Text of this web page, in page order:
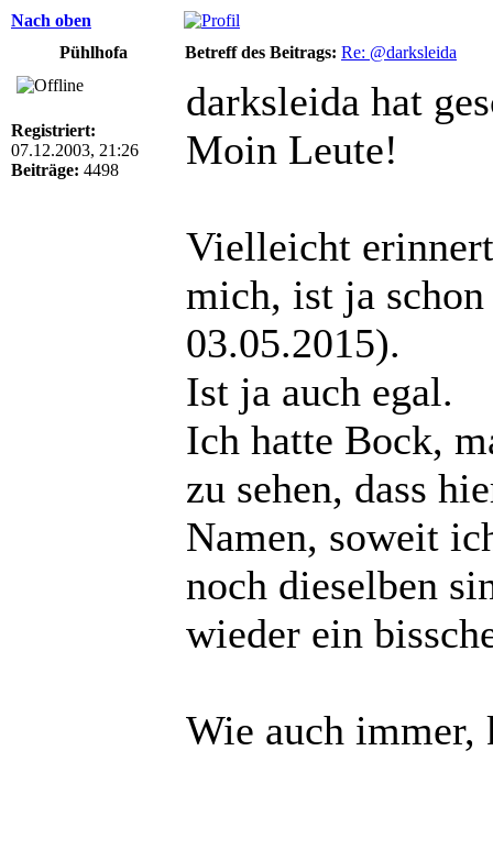
Nach oben
Pühlhofa
Betreff des Beitrags: Re: @darksleida
Registriert:
07.12.2003, 21:26
Beiträge: 4498
darksleida hat
Moin Leute!
Vielleicht
mich, ist ja
03.05.2015).
Ist ja auch egal.
Ich hatte Bock,
zu sehen, dass
Namen, soweit
noch dieselben
wieder ein
Wie auch immer,